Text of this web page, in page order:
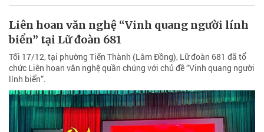
Liên hoan văn nghệ “Vinh quang người lính
biển” tại Lữ đoàn 681
Tối 17/12, tại phường Tiến Thành (Lâm Đồng), Lữ đoàn 681 đã tổ
chức Liên hoan văn nghệ quần chúng với chủ đề “Vinh quang người
lính biển”.